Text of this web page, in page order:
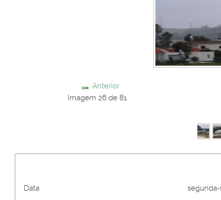
Anterior
Imagem 26 de 81
Data segunda-